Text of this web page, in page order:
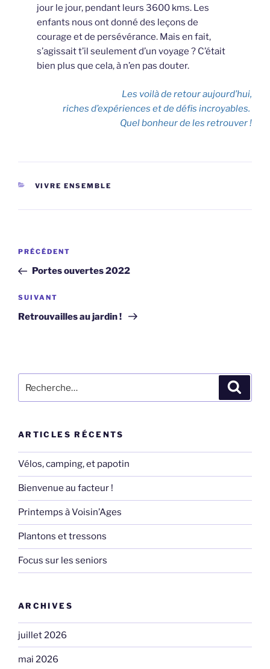
jour le jour, pendant leurs 3600 kms. Les
enfants nous ont donné des leçons de
courage et de persévérance. Mais en fait,
s’agissait t’il seulement d’un voyage ? C’était
bien plus que cela, à n’en pas douter.
Les voilà de retour aujourd’hui,
riches d’expériences et de défis incroyables.
Quel bonheur de les retrouver !
CATÉGORIES
VIVRE ENSEMBLE
Navigation
l’article
Article
précédent
PRÉCÉDENT
Portes ouvertes 2022
Article
suivant
SUIVANT
Retrouvailles au jardin !
pour
ARTICLES RÉCENTS
Vélos, camping, et papotin
Bienvenue au facteur !
Printemps à Voisin’Ages
Plantons et tressons
Focus sur les seniors
ARCHIVES
juillet 2026
mai 2026